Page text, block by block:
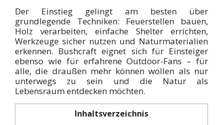
Der Einstieg gelingt am besten über
grundlegende Techniken: Feuerstellen bauen,
Holz verarbeiten, einfache Shelter errichten,
Werkzeuge sicher nutzen und Naturmaterialien
erkennen. Bushcraft eignet sich für Einsteiger
ebenso wie für erfahrene Outdoor-Fans – für
alle, die draußen mehr können wollen als nur
unterwegs zu sein und die Natur als
Lebensraum entdecken möchten.
Inhaltsverzeichnis